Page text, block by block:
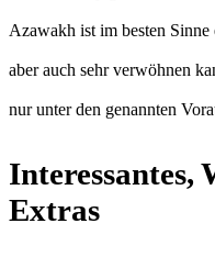
Azawakh ist im besten
aber auch sehr verwöhnen
nur unter den genannten
Interessantes,
Extras